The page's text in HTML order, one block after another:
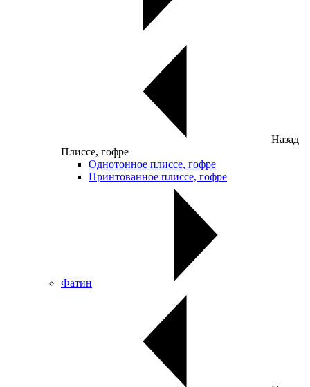
Назад
Плиссе, гофре
Однотонное плиссе, гофре
Принтованное плиссе, гофре
Фатин